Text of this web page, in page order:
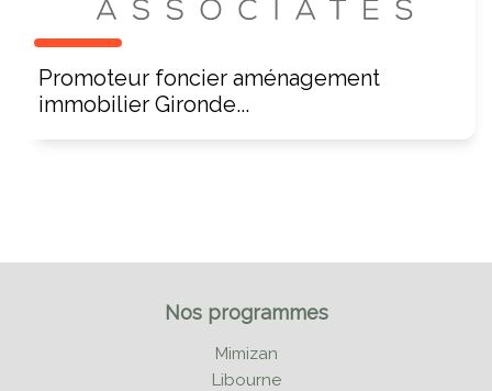
Promoteur foncier aménagement
immobilier Gironde...
Nos programmes
Mimizan
Libourne